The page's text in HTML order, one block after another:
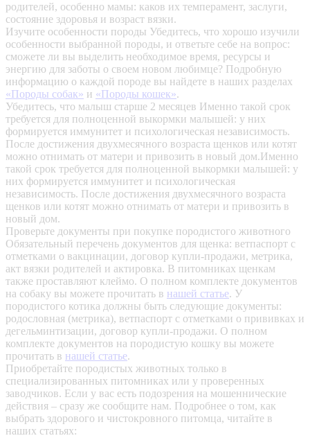
родителей, особенно мамы: каков их темперамент, заслуги,
состояние здоровья и возраст вязки.
Изучите особенности породы Убедитесь, что хорошо изучили
особенности выбранной породы, и ответьте себе на вопрос:
сможете ли вы выделить необходимое время, ресурсы и
энергию для заботы о своем новом любимце? Подробную
информацию о каждой породе вы найдете в наших разделах
«Породы собак» и «Породы кошек».
Убедитесь, что малыш старше 2 месяцев Именно такой срок
требуется для полноценной выкормки малышей: у них
формируется иммунитет и психологическая независимость.
После достижения двухмесячного возраста щенков или котят
можно отнимать от матери и привозить в новый дом.Именно
такой срок требуется для полноценной выкормки малышей: у
них формируется иммунитет и психологическая
независимость. После достижения двухмесячного возраста
щенков или котят можно отнимать от матери и привозить в
новый дом.
Проверьте документы при покупке породистого животного
Обязательный перечень документов для щенка: ветпаспорт с
отметками о вакцинации, договор купли-продажи, метрика,
акт вязки родителей и актировка. В питомниках щенкам
также проставляют клеймо. О полном комплекте документов
на собаку вы можете прочитать в нашей статье. У
породистого котика должны быть следующие документы:
родословная (метрика), ветпаспорт с отметками о прививках и
дегельминтизации, договор купли-продажи. О полном
комплекте документов на породистую кошку вы можете
прочитать в нашей статье.
Приобретайте породистых животных только в
специализированных питомниках или у проверенных
заводчиков. Если у вас есть подозрения на мошеннические
действия – сразу же сообщите нам. Подробнее о том, как
выбрать здорового и чистокровного питомца, читайте в
наших статьях: